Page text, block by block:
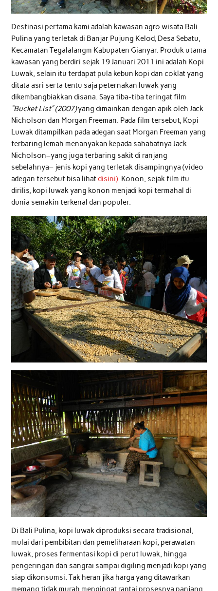
Destinasi pertama kami adalah kawasan agro wisata Bali
Pulina yang terletak di Banjar Pujung Kelod, Desa Sebatu,
Kecamatan Tegalalangm Kabupaten Gianyar. Produk utama
kawasan yang berdiri sejak 19 Januari 2011 ini adalah Kopi
Luwak, selain itu terdapat pula kebun kopi dan coklat yang
ditata asri serta tentu saja peternakan luwak yang
dikembangbiakkan disana. Saya tiba-tiba teringat film
“Bucket List” (2007)yang dimainkan dengan apik oleh Jack
Nicholson dan Morgan Freeman. Pada film tersebut, Kopi
Luwak ditampilkan pada adegan saat Morgan Freeman yang
terbaring lemah menanyakan kepada sahabatnya Jack
Nicholson–yang juga terbaring sakit di ranjang
sebelahnya– jenis kopi yang terletak disampingnya (video
adegan tersebut bisa lihatdisini). Konon, sejak film itu
dirilis, kopi luwak yang konon menjadi kopi termahal di
dunia semakin terkenal dan populer.
Di Bali Pulina, kopi luwak diproduksi secara tradisional,
mulai dari pembibitan dan pemeliharaan kopi, perawatan
luwak, proses fermentasi kopi di perut luwak, hingga
pengeringan dan sangrai sampai digiling menjadi kopi yang
siap dikonsumsi. Tak heran jika harga yang ditawarkan
memang tidak murah mengingat rantai prosesnya panjang